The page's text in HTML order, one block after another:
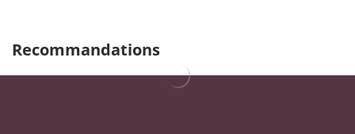
Recommandations